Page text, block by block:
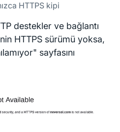
HTTPS kipi
destekler ve bağlantı
HTTPS sürümü yoksa,
sayfasını